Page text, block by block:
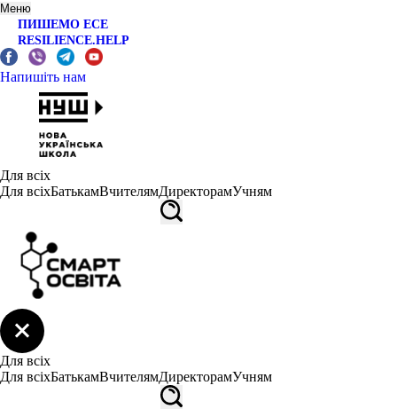
Меню
ПИШЕМО ЕСЕ
RESILIENCE.HELP
Напишіть нам
Для всіх
Для всіхБатькамВчителямДиректорамУчням
Для всіх
Для всіхБатькамВчителямДиректорамУчням